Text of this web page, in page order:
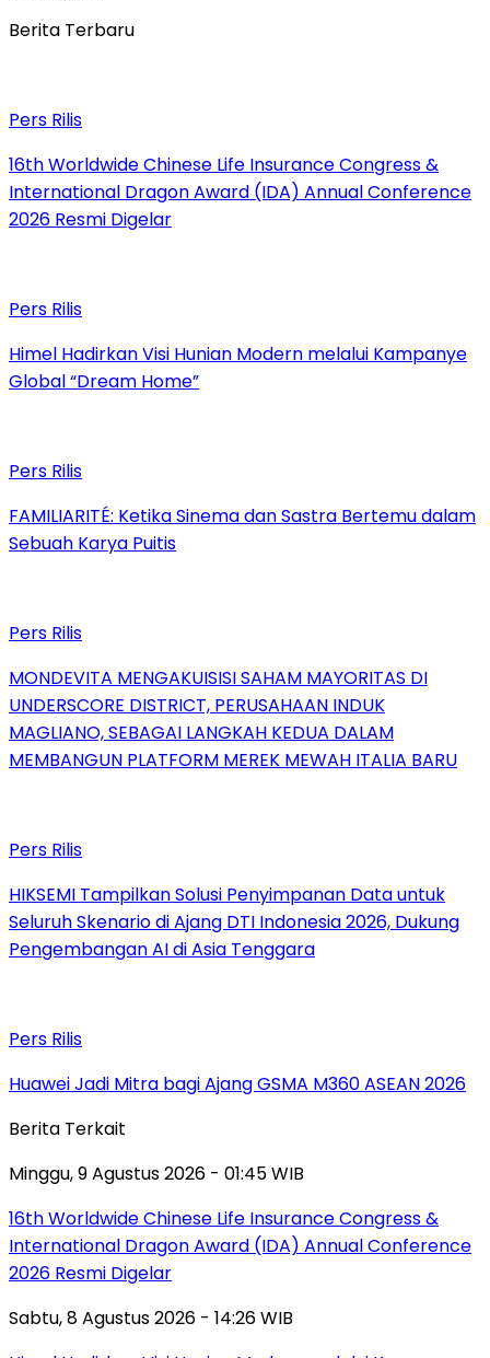
Berita Terbaru
Pers Rilis
16th Worldwide Chinese Life Insurance Congress &
International Dragon Award (IDA) Annual Conference
2026 Resmi Digelar
Pers Rilis
Himel Hadirkan Visi Hunian Modern melalui Kampanye
Global “Dream Home”
Pers Rilis
FAMILIARITÉ: Ketika Sinema dan Sastra Bertemu dalam
Sebuah Karya Puitis
Pers Rilis
MONDEVITA MENGAKUISISI SAHAM MAYORITAS DI
UNDERSCORE DISTRICT, PERUSAHAAN INDUK
MAGLIANO, SEBAGAI LANGKAH KEDUA DALAM
MEMBANGUN PLATFORM MEREK MEWAH ITALIA BARU
Pers Rilis
HIKSEMI Tampilkan Solusi Penyimpanan Data untuk
Seluruh Skenario di Ajang DTI Indonesia 2026, Dukung
Pengembangan AI di Asia Tenggara
Pers Rilis
Huawei Jadi Mitra bagi Ajang GSMA M360 ASEAN 2026
Berita Terkait
Minggu, 9 Agustus 2026 - 01:45 WIB
16th Worldwide Chinese Life Insurance Congress &
International Dragon Award (IDA) Annual Conference
2026 Resmi Digelar
Sabtu, 8 Agustus 2026 - 14:26 WIB